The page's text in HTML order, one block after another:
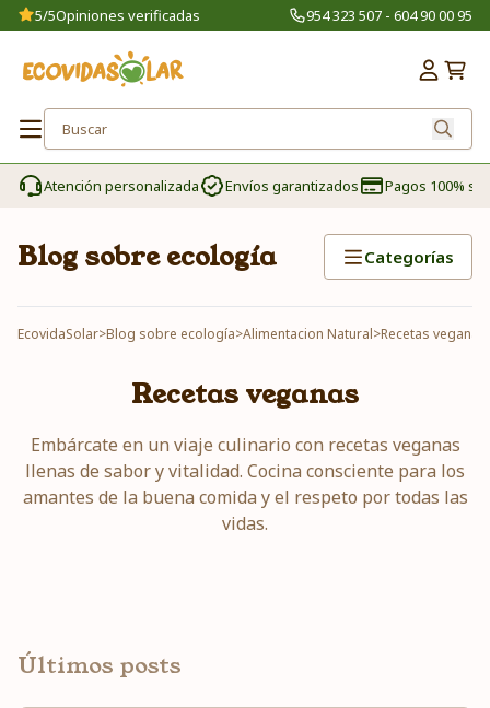
5/5Opiniones verificadas 954 323 507 - 604 90 00 95
Atención personalizada Envíos garantizados Pagos 100%
Blog sobre ecología Categorías
EcovidaSolar>Blog sobre ecología>Alimentacion Natural>Recetas veganas
Recetas veganas
Embárcate en un viaje culinario con recetas veganas
llenas de sabor y vitalidad. Cocina consciente para los
amantes de la buena comida y el respeto por todas las
vidas.
Últimos posts